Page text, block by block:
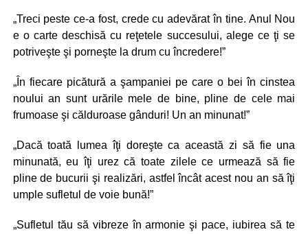
„Treci peste ce-a fost, crede cu adevărat în tine. Anul Nou
e o carte deschisă cu reţetele succesului, alege ce ţi se
potriveşte şi porneşte la drum cu încredere!”
„În fiecare picătură a şampaniei pe care o bei în cinstea
noului an sunt urările mele de bine, pline de cele mai
frumoase şi călduroase gânduri! Un an minunat!”
„Dacă toată lumea îţi doreşte ca această zi să fie una
minunată, eu îţi urez că toate zilele ce urmează să fie
pline de bucurii şi realizări, astfel încât acest nou an să îţi
umple sufletul de voie bună!”
„Sufletul tău să vibreze în armonie şi pace, iubirea să te